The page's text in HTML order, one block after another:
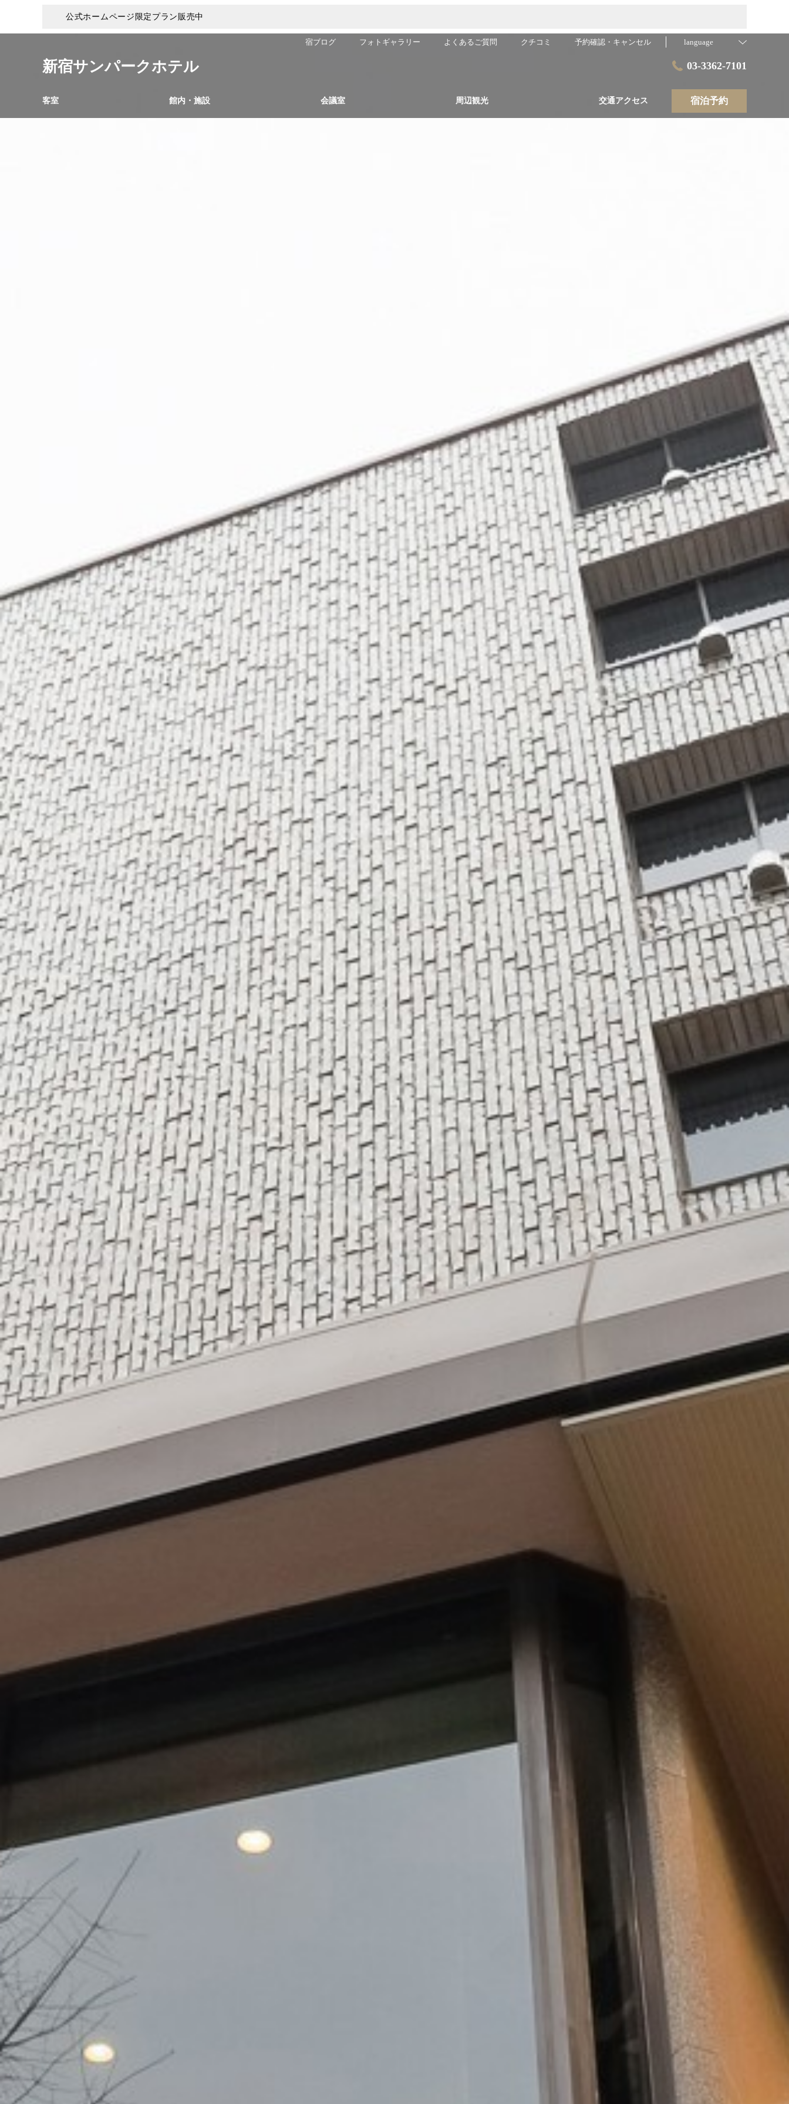
公式ホームページ限定プラン販売中
宿ブログ フォトギャラリー よくあるご質問 クチコミ 予約確認・キャンセル language
新宿サンパークホテル 03-3362-7101
客室 館内・施設 会議室 周辺観光 交通アクセス 宿泊予約